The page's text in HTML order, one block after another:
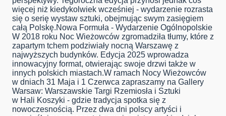
więcej niż kiedykolwiek wcześniej - wydarzenie rozrasta
się o serię wystaw sztuki, obejmując swym zasięgiem
całą Polskę.Nowa Formuła - Wydarzenie Ogólnopolskie
W 2018 roku Noc Wieżowców zgromadziła tłumy, które z
zapartym tchem podziwiały nocną Warszawę z
najwyższych budynków. Edycja 2025 wprowadza
innowacyjny format, otwierając swoje drzwi także w
innych polskich miastach.W ramach Nocy Wieżowców
w dniach 31 Maja i 1 Czerwca zapraszamy na Gallery
Warsaw: Warszawskie Targi Rzemiosła i Sztuki
w Hali Koszyki - gdzie tradycja spotka się z
nowoczesnością. Przez dwa dni polscy artyści i